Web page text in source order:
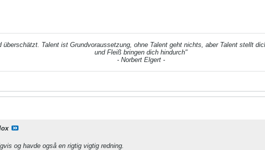
Talent ist Grundvoraussetzung, ohne Talent geht nichts, aber Talent stellt
und Fleiß bringen dich hindurch"
- Norbert Elgert -
og havde også en rigtig vigtig redning.